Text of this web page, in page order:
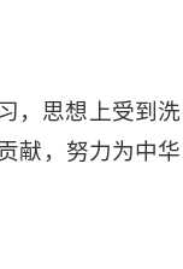
，思想上受到
献，努力为中